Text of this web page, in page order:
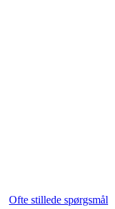
Ofte stillede spørgsmål